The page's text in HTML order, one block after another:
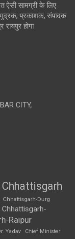
ऐसी सामग्री के लिए
मुद्रक, प्रकाशक, संपादक
रायपुर होगा
CITY,
Chhattisgarh
Chhattisgarh-Durg
Chhattisgarh-
Raipur
Yadav Chief Minister